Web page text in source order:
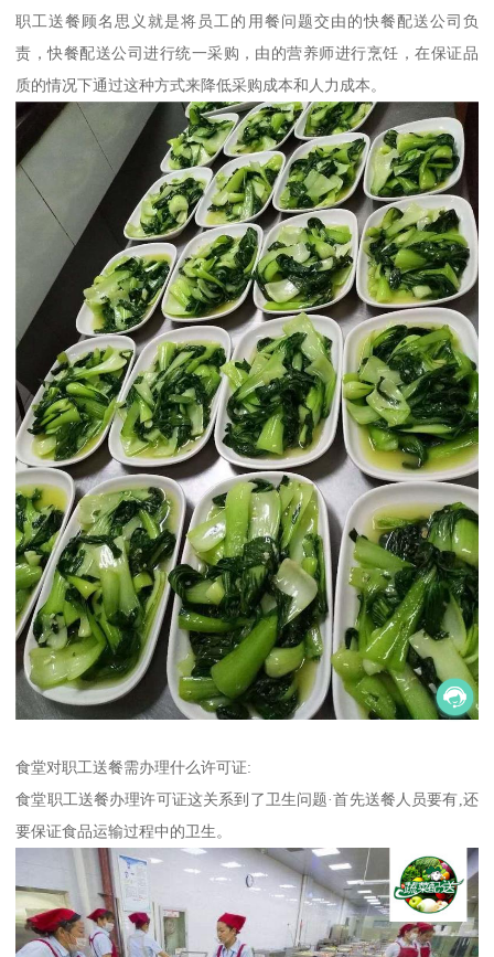
职工送餐顾名思义就是将员工的用餐问题交由的快餐配送公司负
责，快餐配送公司进行统一采购，由的营养师进行烹饪，在保证品
质的情况下通过这种方式来降低采购成本和人力成本。
食堂对职工送餐需办理什么许可证:
食堂职工送餐办理许可证这关系到了卫生问题·首先送餐人员要有,还
要保证食品运输过程中的卫生。